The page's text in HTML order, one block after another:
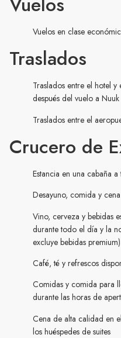
Vuelos en clase
Traslados
Traslados entre el hotel y
después del vuelo a Nuuk
Traslados entre el
Crucero de
Estancia en una cabaña
Desayuno, comida y
Vino, cerveza y bebidas
durante todo el día y la
excluye bebidas premium)
Café, té y refrescos
Comidas y comida para
durante las horas de
Cena de alta calidad en
los huéspedes de suites